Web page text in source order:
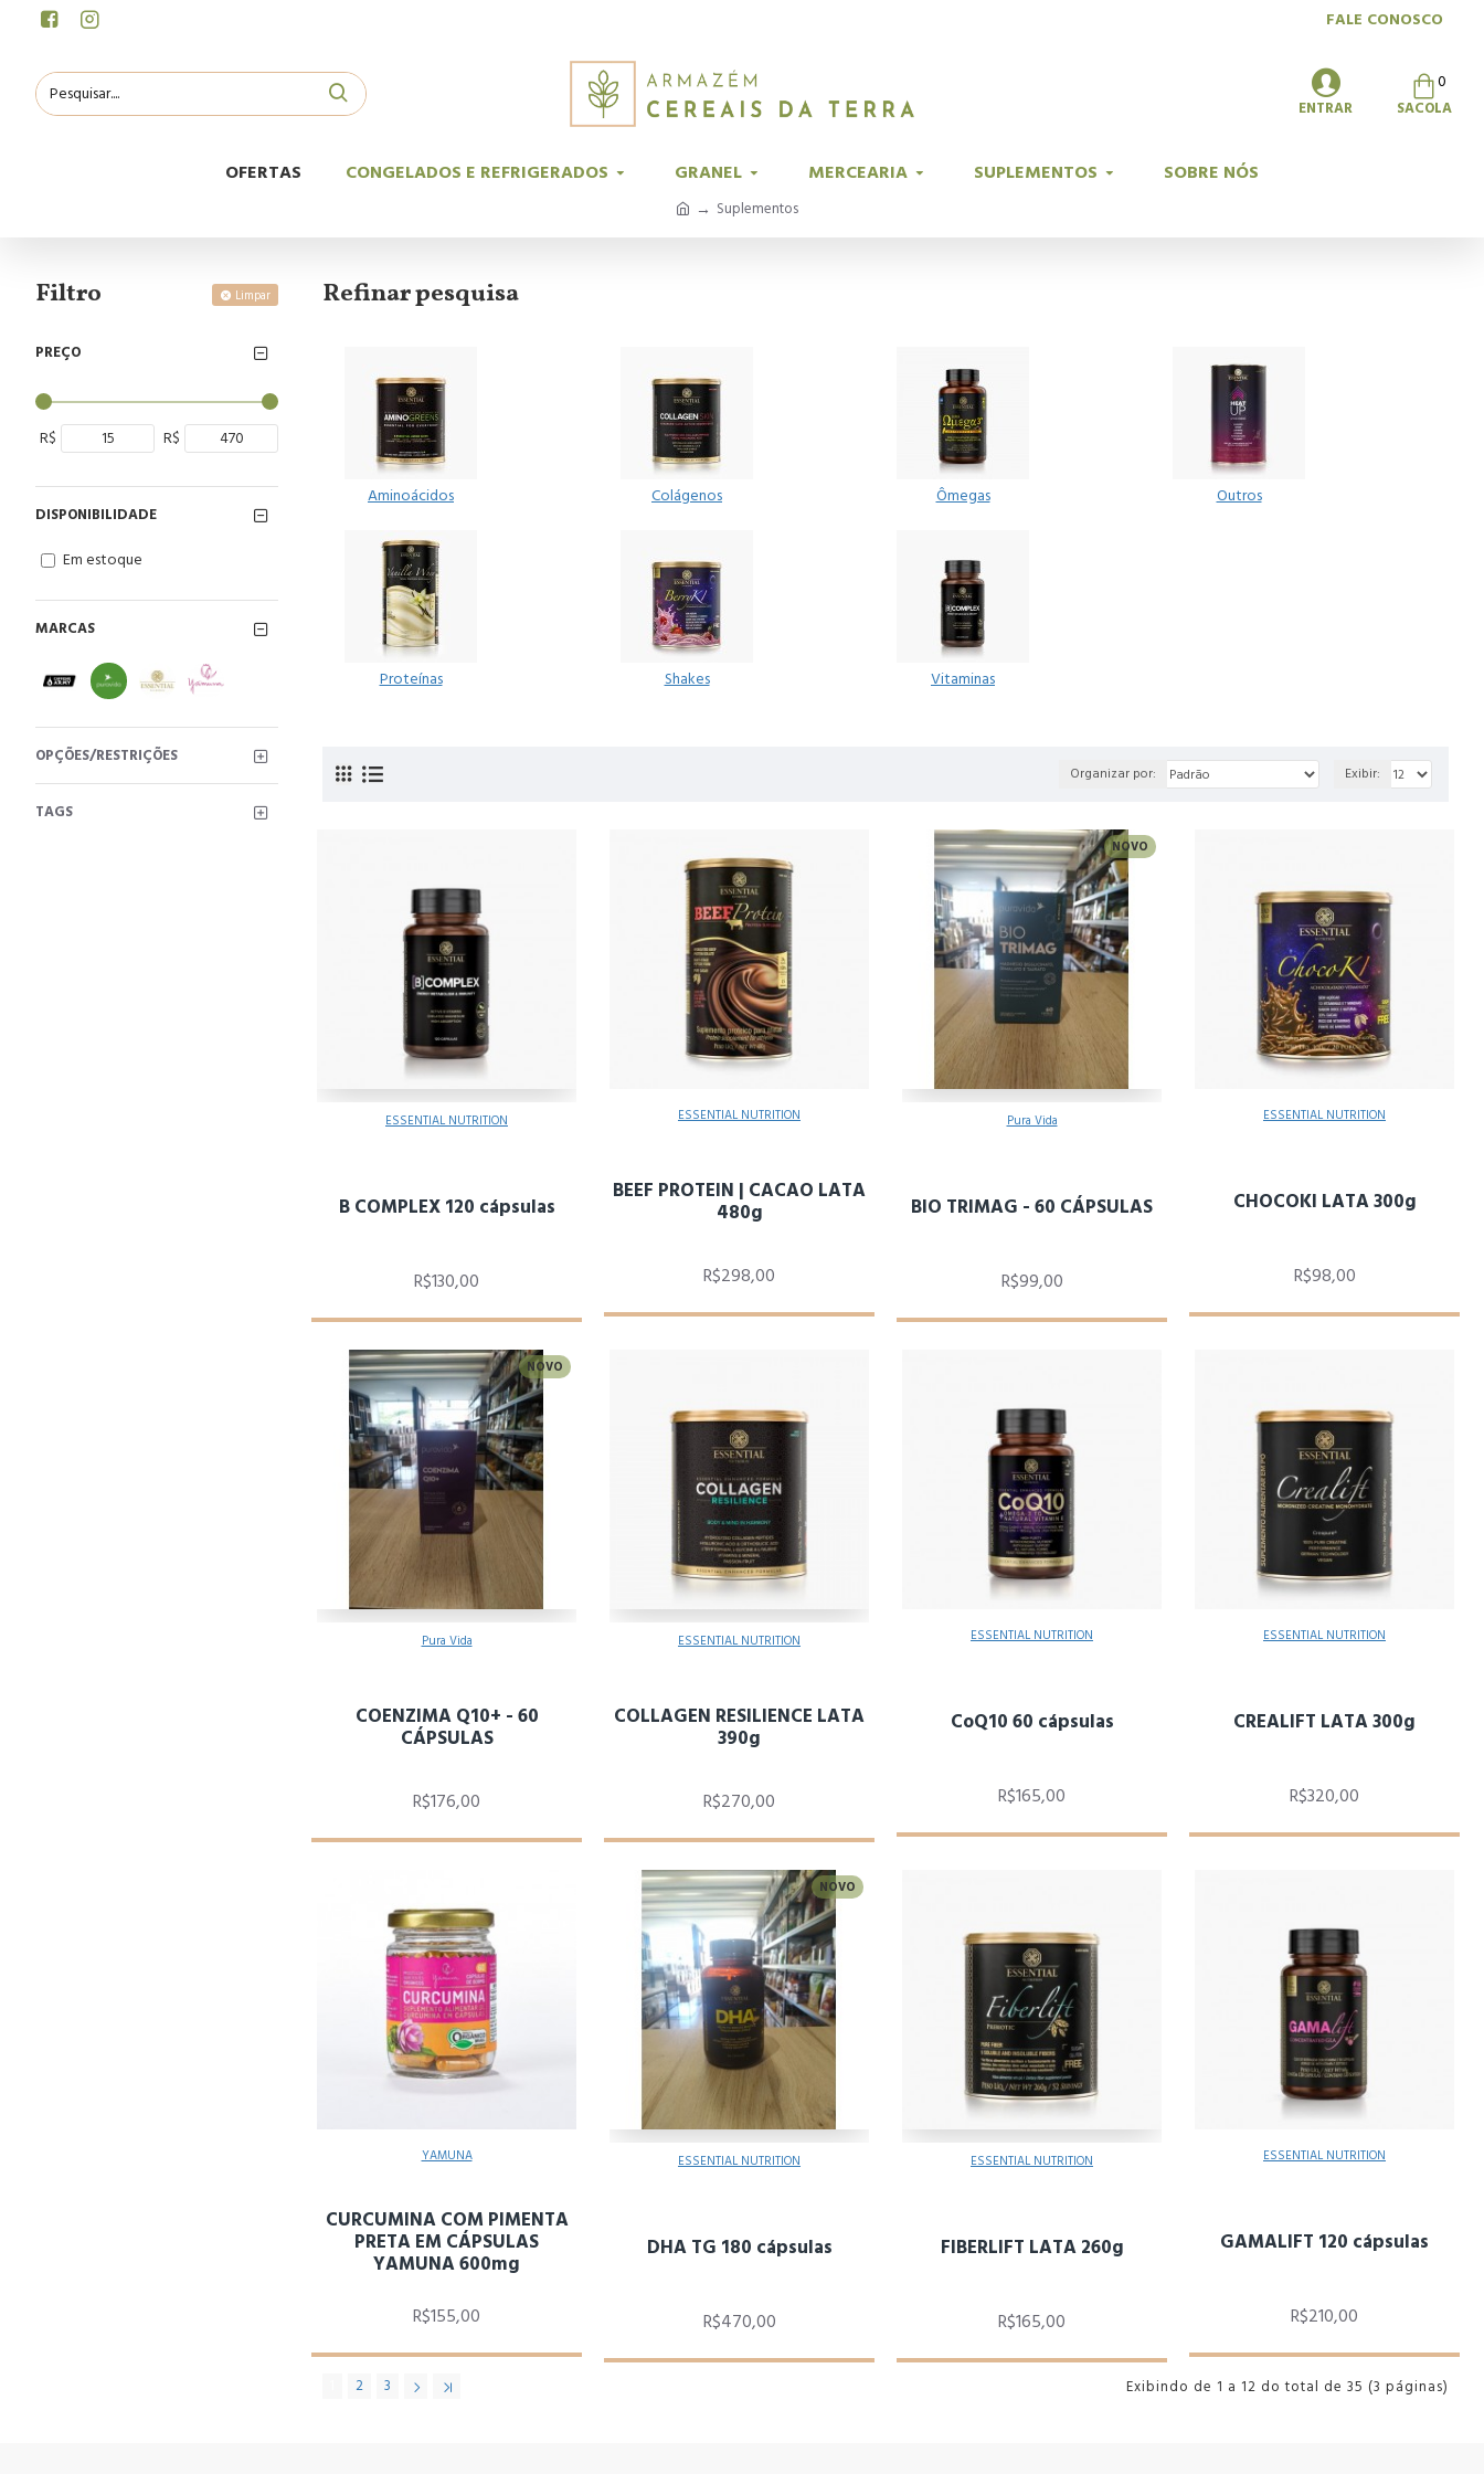
FALE CONOSCO
ENTRAR SACOLA
0
OFERTAS CONGELADOS E REFRIGERADOS GRANEL MERCEARIA SUPLEMENTOS SOBRE NÓS
Suplementos
Filtro Limpar
PREÇO
R$ R$
MARCAS
OPÇÕES/RESTRIÇÕES
TAGS
DISPONIBILIDADE
Em estoque
Refinar pesquisa
Aminoácidos Colágenos Ômegas Outros
Proteínas Shakes Vitaminas
Organizar por: Exibir:
ESSENTIAL NUTRITION
B COMPLEX 120 cápsulas
R$130,00
ESSENTIAL NUTRITION
BEEF PROTEIN | CACAO LATA
480g
R$298,00
NOVO
Pura Vida
BIO TRIMAG - 60 CÁPSULAS
R$99,00
ESSENTIAL NUTRITION
CHOCOKI LATA 300g
R$98,00
NOVO
Pura Vida
COENZIMA Q10+ - 60
CÁPSULAS
R$176,00
ESSENTIAL NUTRITION
COLLAGEN RESILIENCE LATA
390g
R$270,00
ESSENTIAL NUTRITION
CoQ10 60 cápsulas
R$165,00
ESSENTIAL NUTRITION
CREALIFT LATA 300g
R$320,00
YAMUNA
CURCUMINA COM PIMENTA
PRETA EM CÁPSULAS
YAMUNA 600mg
R$155,00
NOVO
ESSENTIAL NUTRITION
DHA TG 180 cápsulas
R$470,00
ESSENTIAL NUTRITION
FIBERLIFT LATA 260g
R$165,00
ESSENTIAL NUTRITION
GAMALIFT 120 cápsulas
R$210,00
2 3 Exibindo de 1 a 12 do total de 35 (3 páginas)